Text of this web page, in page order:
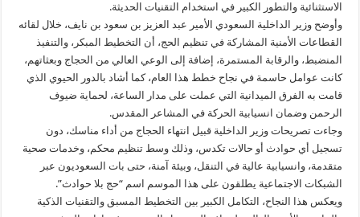
الاستثنائية والتطور الكبير في استخدام التقنيات الحديثة.
وأوضح وزير الداخلية السعودي الأمير عبد العزيز بن سعود بن نايف، خلال لقائه
القطاعات الأمنية المشاركة في تنظيم الحج، أن التخطيط المبكر، والتنفيذ
المنضبط، والرقابة المستمرة، إضافة إلى الوعي العالي من الحجاج وبعثاتهم،
كانت عوامل حاسمة في نجاح خطط هذا العام، كما أشاد بالدور الحيوي الذي
قامت به الفرق الميدانية التي عملت على مدار الساعة، لحماية ضيوف
الرحمن وضمان انسيابية الحركة في المشاعر المقدس.
وجاءت تصريحات وزير الداخلية قبيل انتهاء الحجاج من أداء مناسك، دون
تسجيل أي حوادث أو حالات تكدس، وذلك وسط تنظيم محكم، وخدمات صحية
متقدمة، وانسيابية عالية في التنقل، وبيئة آمنة، حتى بات السعوديون عبر
الشبكات الاجتماعية يطلقون على هذا الموسم اسم “حج بلا حوادث”.
ويعكس هذا النجاح، التكامل الكبير بين التخطيط المسبق والتقنيات الذكية